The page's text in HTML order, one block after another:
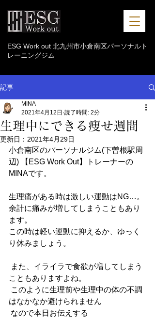
ESG Work out 北九州市小倉南区パーソナルト
レーニングジム
記事
生理中にできる痩せ週間
MINA
2021年4月12日 読了時間: 2分
更新日： 2021年4月29日
小倉南区のパーソナルジム(下曽根駅周
辺) 【ESG Work Out】トレーナーの
MINAです。
生理痛がある時は激しい運動はNG…。
余計に痛みが増してしまうこともあり
ます。
この時は軽い運動に抑えるか、ゆっく
り休みましょう。
こともありますよね。
はなかなか避けられません
なので本日お伝えする